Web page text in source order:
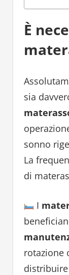
È
sia
sonno
La
di
I
rotazione